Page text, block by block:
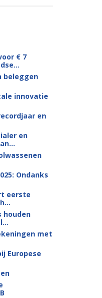
€ 7
beleggen
innovatie
en
en
Ondanks
eerste
houden
met
Europese